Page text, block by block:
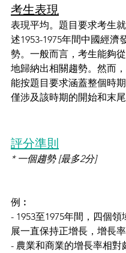
考生表現
表現平均。題目要求考生
述1953-1975年間中國經濟
勢。一般而言，考生能夠
地歸納出相關趨勢。然而
能按題目要求涵蓋整個時
僅涉及該時期的開始和末尾
評分準則
* 一個趨勢 [最多2分]
例︰
- 1953至1975年間，四個
展一直保持正增長，增長率
- 農業和商業的增長率相對